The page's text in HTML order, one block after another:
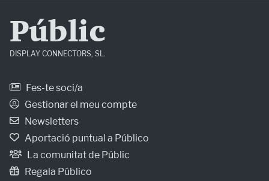
Públic
DISPLAY CONNECTORS, SL.
Fes-te soci/a
Gestionar el meu compte
Newsletters
Aportació puntual a Público
La comunitat de Públic
Regala Público